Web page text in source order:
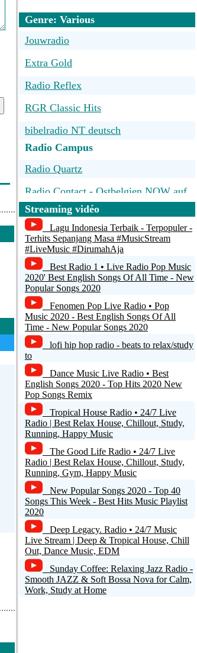
Genre: Various
Jouwradio
Extra Gold
Radio Reflex
RGR Classic Hits
bibelradio NT deutsch
Radio Campus
Radio Quartz
Radio Contact - Ostbelgien NOW auf
UKW 96,7 MHz - Livestream von
DH-Media.com
Antenne Steiermark
macjingle Heartbeat
CAA RADIO
Streaming vidéo
Lagu Indonesia Terbaik - Terpopuler -
Terhits Sepanjang Masa #MusicStream
#LiveMusic #DirumahAja
Best Radio 1 • Live Radio Pop Music
2020' Best English Songs Of All Time - New
Popular Songs 2020
Fenomen Pop Live Radio • Pop
Music 2020 - Best English Songs Of All
Time - New Popular Songs 2020
lofi hip hop radio - beats to relax/study
to
Dance Music Live Radio • Best
English Songs 2020 - Top Hits 2020 New
Pop Songs Remix
Tropical House Radio • 24/7 Live
Radio | Best Relax House, Chillout, Study,
Running, Happy Music
The Good Life Radio • 24/7 Live
Radio | Best Relax House, Chillout, Study,
Running, Gym, Happy Music
New Popular Songs 2020 - Top 40
Songs This Week - Best Hits Music Playlist
2020
Deep Legacy. Radio • 24/7 Music
Live Stream | Deep & Tropical House, Chill
Out, Dance Music, EDM
Sunday Coffee: Relaxing Jazz Radio -
Smooth JAZZ & Soft Bossa Nova for Calm,
Work, Study at Home